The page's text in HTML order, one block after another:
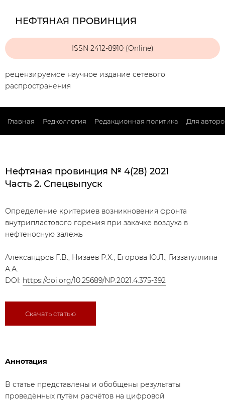
НЕФТЯНАЯ ПРОВИНЦИЯ
ISSN 2412-8910 (Online)
рецензируемое научное издание сетевого
распространения
Главная Редколлегия Редакционная политика Для
Нефтяная провинция № 4(28) 2021
Часть 2. Спецвыпуск
Определение критериев возникновения фронта
внутрипластового горения при закачке воздуха в
нефтеносную залежь
Александров Г.В., Низаев Р.Х., Егорова Ю.Л., Гиззатуллина
А.А.
DOI: https://doi.org/10.25689/NP.2021.4.375-392
Скачать статью
Аннотация
В статье представлены и обобщены результаты
проведённых путём расчётов на цифровой